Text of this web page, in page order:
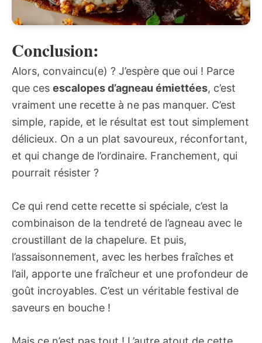
Conclusion:
Alors, convaincu(e) ? J’espère que oui ! Parce
que ces escalopes d’agneau émiettées, c’est
vraiment une recette à ne pas manquer. C’est
simple, rapide, et le résultat est tout simplement
délicieux. On a un plat savoureux, réconfortant,
et qui change de l’ordinaire. Franchement, qui
pourrait résister ?
Ce qui rend cette recette si spéciale, c’est la
combinaison de la tendreté de l’agneau avec le
croustillant de la chapelure. Et puis,
l’assaisonnement, avec les herbes fraîches et
l’ail, apporte une fraîcheur et une profondeur de
goût incroyables. C’est un véritable festival de
saveurs en bouche !